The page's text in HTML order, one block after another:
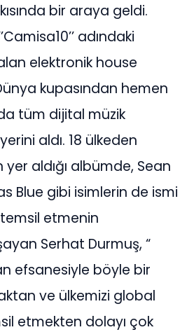
bir araya geldi.
adındaki
elektronik house
kupasından hemen
tüm dijital müzik
aldı. 18 ülkeden
yer aldığı albümde, Sean
Blue gibi isimlerin de ismi
temsil etmenin
Serhat Durmuş, “
efsanesiyle böyle bir
ve ülkemizi global
etmekten dolayı çok